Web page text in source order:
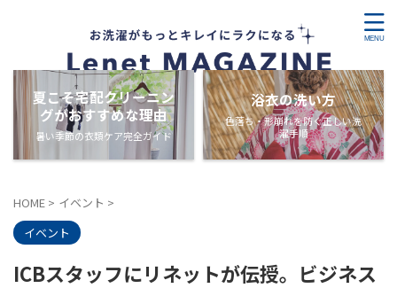
夏こそ宅配クリーニン
グがおすすめな理由
暑い季節の衣類ケア完全ガイド
浴衣の洗い方
色落ち・形崩れを防ぐ正しい洗
濯手順
HOME > イベント >
イベント
ICBスタッフにリネットが伝授。ビジネス